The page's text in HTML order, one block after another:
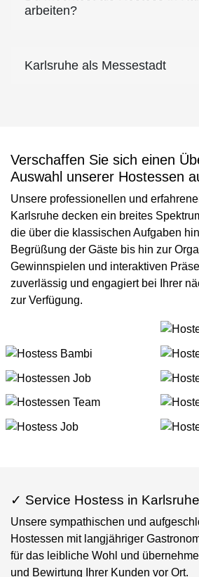
arbeiten?
Karlsruhe als Messestadt
Verschaffen Sie sich einen
Auswahl unserer Hostessen
Unsere professionellen und
Karlsruhe decken ein breites
die über die klassischen Aufgaben
Begrüßung der Gäste bis hin zur
Gewinnspielen und interaktiven
zuverlässig und engagiert bei Ihrer
zur Verfügung.
✓ Service Hostess in
Unsere sympathischen und
Hostessen mit langjähriger
für das leibliche Wohl und
und Bewirtung Ihrer Kunden vor Ort.